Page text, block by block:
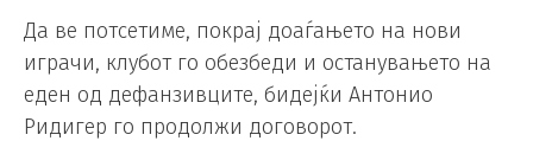
Да ве потсетиме, покрај доаѓањето на нови
играчи, клубот го обезбеди и останувањето на
еден од дефанзивците, бидејќи Антонио
Ридигер го продолжи договорот.